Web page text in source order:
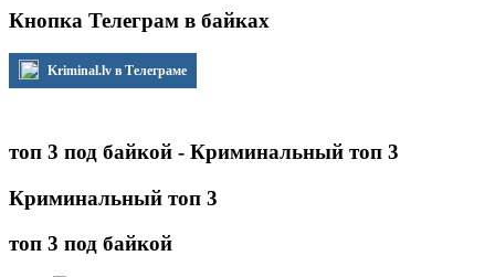
Кнопка Телеграм в байках
Kriminal.lv в Телеграме
топ 3 под байкой - Криминальный топ 3
Криминальный топ 3
топ 3 под байкой